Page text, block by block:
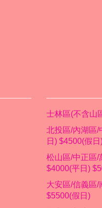
士林區(不含山
北投區/內湖區/
日) $4500(假日
松山區/中正區/
$4000(平日)
大安區/信義區/
$5500(假日)